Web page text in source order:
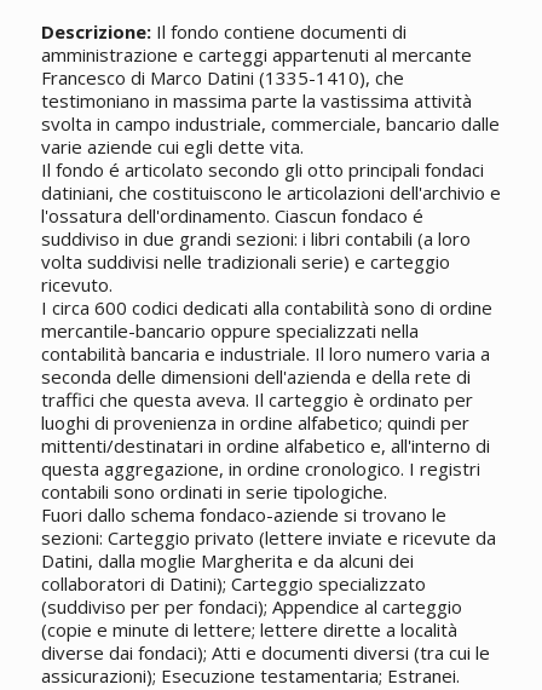
Descrizione:Il fondo contiene documenti di
amministrazione e carteggi appartenuti al mercante
Francesco di Marco Datini (1335-1410), che
testimoniano in massima parte la vastissima attività
svolta in campo industriale, commerciale, bancario dalle
varie aziende cui egli dette vita.
Il fondo é articolato secondo gli otto principali fondaci
datiniani, che costituiscono le articolazioni dell'archivio e
l'ossatura dell'ordinamento. Ciascun fondaco é
suddiviso in due grandi sezioni: i libri contabili (a loro
volta suddivisi nelle tradizionali serie) e carteggio
ricevuto.
I circa 600 codici dedicati alla contabilità sono di ordine
mercantile-bancario oppure specializzati nella
contabilità bancaria e industriale. Il loro numero varia a
seconda delle dimensioni dell'azienda e della rete di
traffici che questa aveva. Il carteggio è ordinato per
luoghi di provenienza in ordine alfabetico; quindi per
mittenti/destinatari in ordine alfabetico e, all'interno di
questa aggregazione, in ordine cronologico. I registri
contabili sono ordinati in serie tipologiche.
Fuori dallo schema fondaco-aziende si trovano le
sezioni: Carteggio privato (lettere inviate e ricevute da
Datini, dalla moglie Margherita e da alcuni dei
collaboratori di Datini); Carteggio specializzato
(suddiviso per per fondaci); Appendice al carteggio
(copie e minute di lettere; lettere dirette a località
diverse dai fondaci); Atti e documenti diversi (tra cui le
assicurazioni); Esecuzione testamentaria; Estranei.